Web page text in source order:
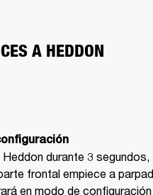
A HEDDON
durante 3 segundos,
frontal empiece a
en modo de configuración